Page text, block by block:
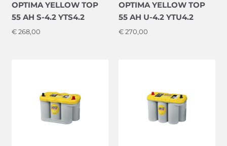
OPTIMA YELLOW TOP
55 AH S-4.2 YTS4.2
€268,00
OPTIMA YELLOW TOP
55 AH U-4.2 YTU4.2
€270,00